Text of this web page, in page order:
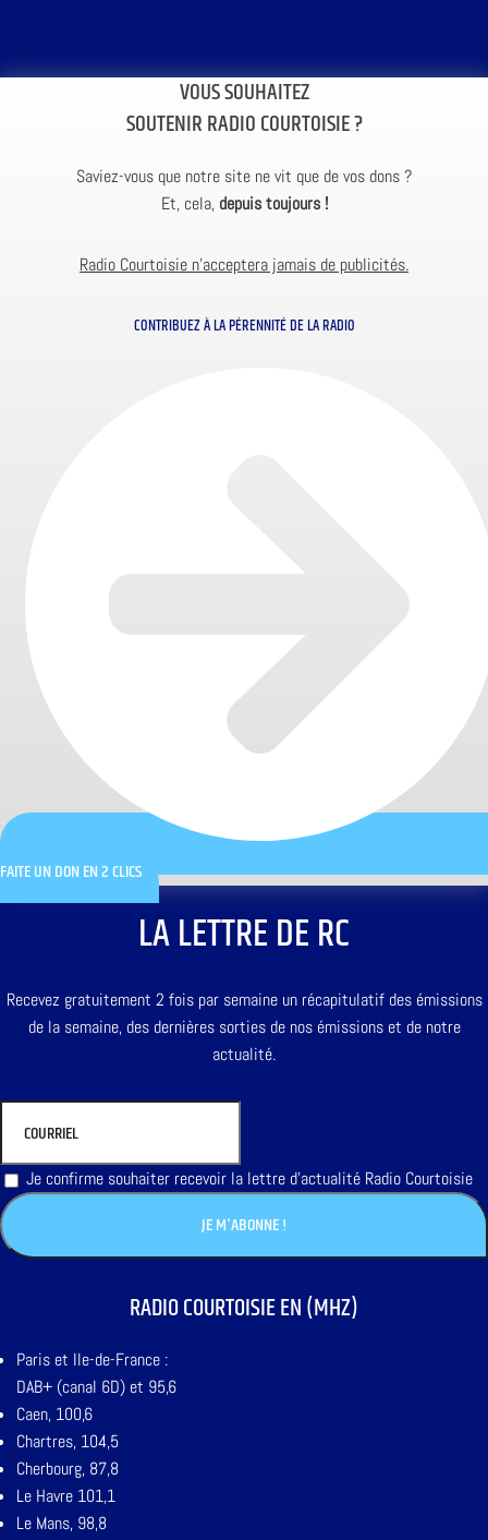
VOUS SOUHAITEZ
SOUTENIR RADIO COURTOISIE ?
Saviez-vous que notre site ne vit que de vos dons ?
Et, cela, depuis toujours !
Radio Courtoisie n’acceptera jamais de publicités.
CONTRIBUEZ À LA PÉRENNITÉ DE LA RADIO
FAITE UN DON EN 2 CLICS
LA LETTRE DE RC
Recevez gratuitement 2 fois par semaine un récapitulatif des émissions
de la semaine, des dernières sorties de nos émissions et de notre
actualité.
Je confirme souhaiter recevoir la lettre d'actualité Radio Courtoisie
RADIO COURTOISIE EN (MHZ)
Paris et Ile-de-France :
DAB+ (canal 6D) et 95,6
Caen, 100,6
Chartres, 104,5
Cherbourg, 87,8
Le Havre 101,1
Le Mans, 98,8